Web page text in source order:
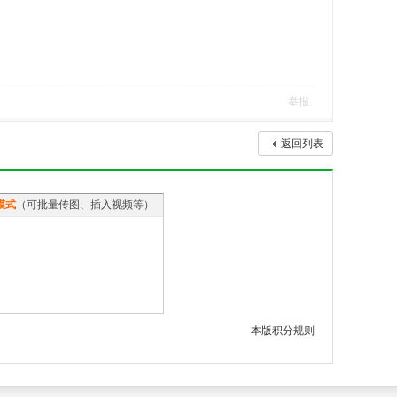
举报
返回列表
式 （可批量传图、插入视频等）
本版积分规则